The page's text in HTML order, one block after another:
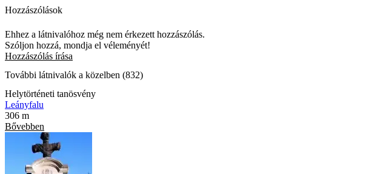
Hozzászólások
Ehhez a látnivalóhoz még nem érkezett hozzászólás.
Szóljon hozzá, mondja el véleményét!
Hozzászólás írása
További látnivalók a közelben (832)
Helytörténeti tanösvény
Leányfalu
306 m
Bővebben